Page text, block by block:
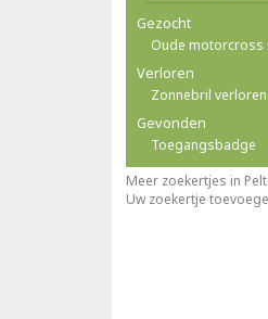
Gezocht
Oude motorcross
Verloren
Zonnebril verloren
Gevonden
Toegangsbadge
Meer zoekertjes in Pelt
Uw zoekertje